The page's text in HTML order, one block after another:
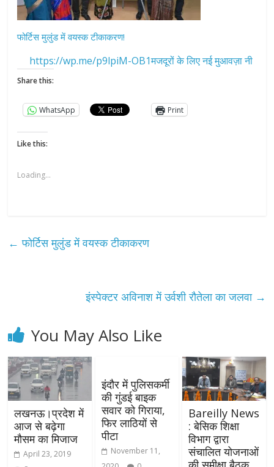
फोर्टिस मुलुंड में वयस्क टीकाकरण!
https://wp.me/p9lpiM-OB1मजदूरों के लिए नई मुआवज़ा नी
Share this:
WhatsApp Print
Like this:
Loading...
← फोर्टिस मुलुंड में वयस्क टीकाकरण
इंस्पेक्टर अविनाश में उर्वशी रौतेला का जलवा →
You May Also Like
लखनऊ।प्रदेश में
आज से बढ़ेगा
मौसम का मिजाज
April 23, 2019
इंदौर में पुलिसकर्मी
की गुंडई बाइक
सवार को गिराया,
फिर लाठियों से
पीटा
November 11,
Bareilly News
: बेसिक शिक्षा
विभाग द्वारा
संचालित योजनाओं